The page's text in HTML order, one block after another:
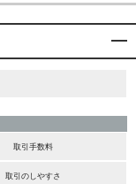
取引手数料
取引のしやすさ